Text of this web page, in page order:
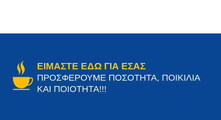
ΕΙΜΑΣΤΕ ΕΔΩ ΓΙΑ ΕΣΑΣ
ΠΡΟΣΦΕΡΟΥΜΕ ΠΟΣΟΤΗΤΑ, ΠΟΙΚΙΛΙΑ
ΚΑΙ ΠΟΙΟΤΗΤΑ!!!